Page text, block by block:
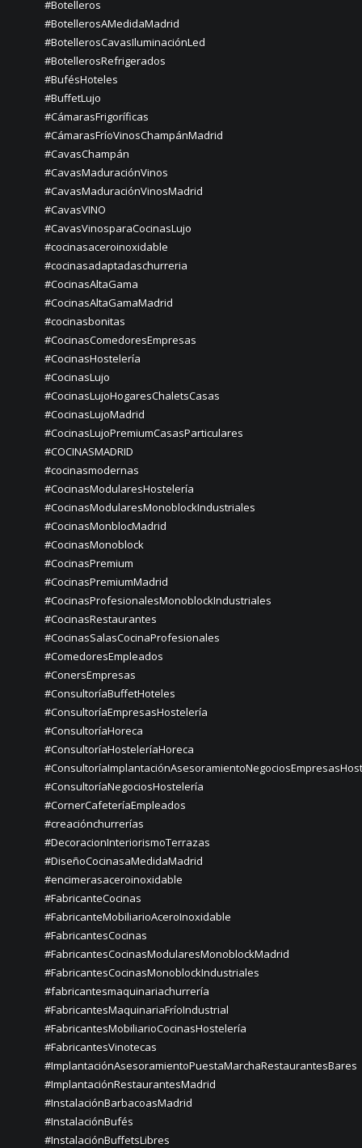
#Botelleros
#BotellerosAMedidaMadrid
#BotellerosCavasIluminaciónLed
#BotellerosRefrigerados
#BufésHoteles
#BuffetLujo
#CámarasFrigoríficas
#CámarasFríoVinosChampánMadrid
#CavasChampán
#CavasMaduraciónVinos
#CavasMaduraciónVinosMadrid
#CavasVINO
#CavasVinosparaCocinasLujo
#cocinasaceroinoxidable
#cocinasadaptadaschurreria
#CocinasAltaGama
#CocinasAltaGamaMadrid
#cocinasbonitas
#CocinasComedoresEmpresas
#CocinasHostelería
#CocinasLujo
#CocinasLujoHogaresChaletsCasas
#CocinasLujoMadrid
#CocinasLujoPremiumCasasParticulares
#COCINASMADRID
#cocinasmodernas
#CocinasModularesHostelería
#CocinasModularesMonoblockIndustriales
#CocinasMonblocMadrid
#CocinasMonoblock
#CocinasPremium
#CocinasPremiumMadrid
#CocinasProfesionalesMonoblockIndustriales
#CocinasRestaurantes
#CocinasSalasCocinaProfesionales
#ComedoresEmpleados
#ConersEmpresas
#ConsultoríaBuffetHoteles
#ConsultoríaEmpresasHostelería
#ConsultoríaHoreca
#ConsultoríaHosteleríaHoreca
#ConsultoríaNegociosHostelería
#CornerCafeteríaEmpleados
#creaciónchurrerías
#DecoracionInteriorismoTerrazas
#DiseñoCocinasaMedidaMadrid
#encimerasaceroinoxidable
#FabricanteCocinas
#FabricanteMobiliarioAceroInoxidable
#FabricantesCocinas
#FabricantesCocinasModularesMonoblockMadrid
#FabricantesCocinasMonoblockIndustriales
#fabricantesmaquinariachurrería
#FabricantesMaquinariaFríoIndustrial
#FabricantesMobiliarioCocinasHostelería
#FabricantesVinotecas
#ImplantaciónAsesoramientoPuestaMarchaRestaurantesBares
#ImplantaciónRestaurantesMadrid
#InstalaciónBarbacoasMadrid
#InstalaciónBufés
#InstalaciónBuffetsLibres